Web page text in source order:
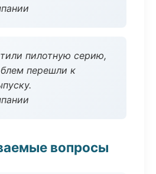
пилотную серию,
перешли к
вопросы